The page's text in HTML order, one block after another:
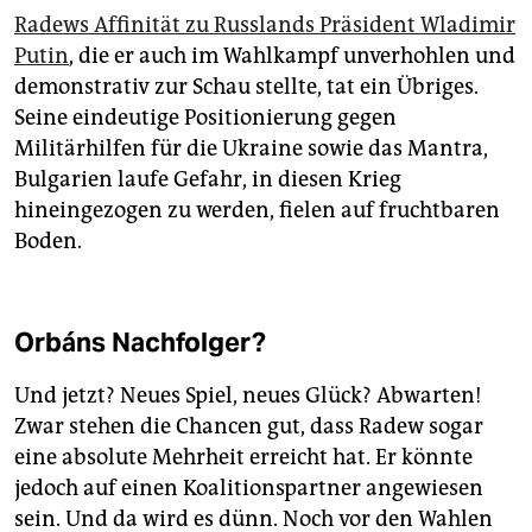
Radews Affinität zu Russlands Präsident Wladimir
Putin, die er auch im Wahlkampf unverhohlen und
demonstrativ zur Schau stellte, tat ein Übriges.
Seine eindeutige Positionierung gegen
Militärhilfen für die Ukraine sowie das Mantra,
Bulgarien laufe Gefahr, in diesen Krieg
hineingezogen zu werden, fielen auf fruchtbaren
Boden.
Orbáns Nachfolger?
Und jetzt? Neues Spiel, neues Glück? Abwarten!
Zwar stehen die Chancen gut, dass Radew sogar
eine absolute Mehrheit erreicht hat. Er könnte
jedoch auf einen Koalitionspartner angewiesen
sein. Und da wird es dünn. Noch vor den Wahlen